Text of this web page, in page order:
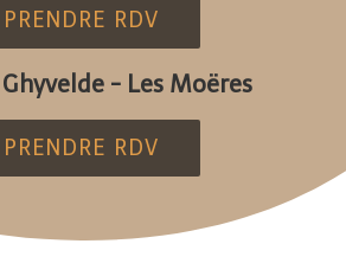
PRENDRE RDV
- Les Moëres
PRENDRE RDV